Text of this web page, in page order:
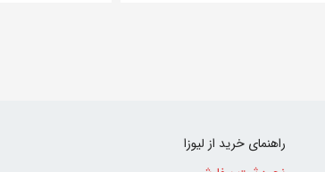
راهنمای خرید از لیوزا